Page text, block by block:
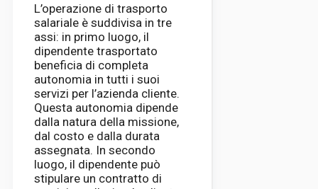
L’operazione di trasporto
salariale è suddivisa in tre
assi: in primo luogo, il
dipendente trasportato
beneficia di completa
autonomia in tutti i suoi
servizi per l’azienda cliente.
Questa autonomia dipende
dalla natura della missione,
dal costo e dalla durata
assegnata. In secondo
luogo, il dipendente può
stipulare un contratto di